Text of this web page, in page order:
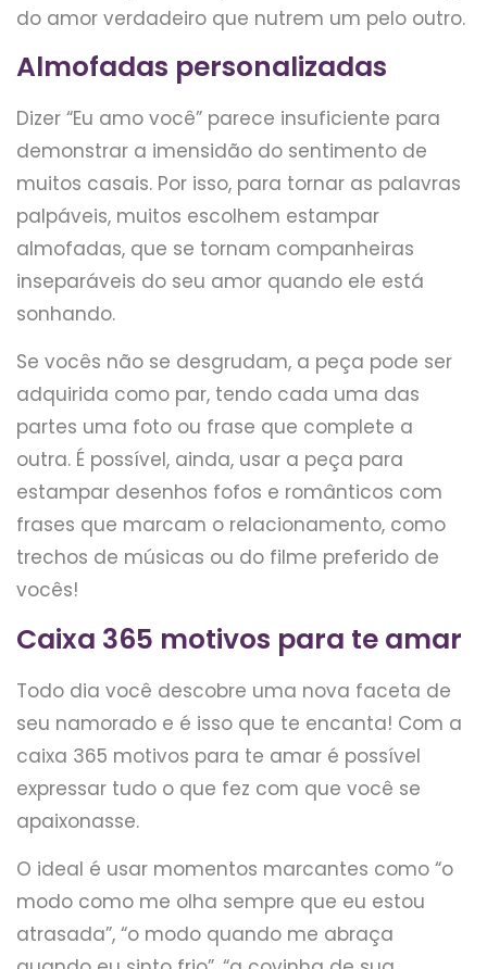
do amor verdadeiro que nutrem um pelo outro.
Almofadas personalizadas
Dizer “Eu amo você” parece insuficiente para
demonstrar a imensidão do sentimento de
muitos casais. Por isso, para tornar as palavras
palpáveis, muitos escolhem estampar
almofadas, que se tornam companheiras
inseparáveis do seu amor quando ele está
sonhando.
Se vocês não se desgrudam, a peça pode ser
adquirida como par, tendo cada uma das
partes uma foto ou frase que complete a
outra. É possível, ainda, usar a peça para
estampar desenhos fofos e românticos com
frases que marcam o relacionamento, como
trechos de músicas ou do filme preferido de
vocês!
Caixa 365 motivos para te amar
Todo dia você descobre uma nova faceta de
seu namorado e é isso que te encanta! Com a
caixa 365 motivos para te amar é possível
expressar tudo o que fez com que você se
apaixonasse.
O ideal é usar momentos marcantes como “o
modo como me olha sempre que eu estou
atrasada”, “o modo quando me abraça